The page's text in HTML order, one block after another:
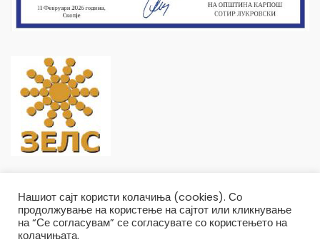
Нашиот сајт користи колачиња (cookies). Со
продолжување на користење на сајтот или кликнување
на “Се согласувам” се согласувате со користењето на
колачињата.